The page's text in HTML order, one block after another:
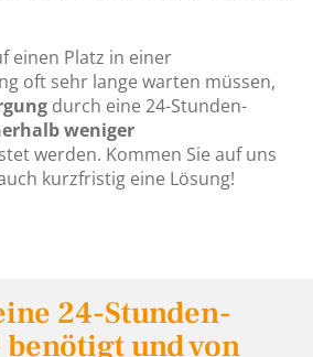
einen Platz in einer
oft sehr lange warten müssen,
durch eine 24-Stunden-
weniger
werden. Kommen Sie auf uns
kurzfristig eine Lösung!
24-Stunden-
benötigt und von